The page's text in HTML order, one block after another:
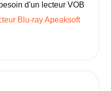
d'un lecteur VOB
Blu-ray Apeaksoft